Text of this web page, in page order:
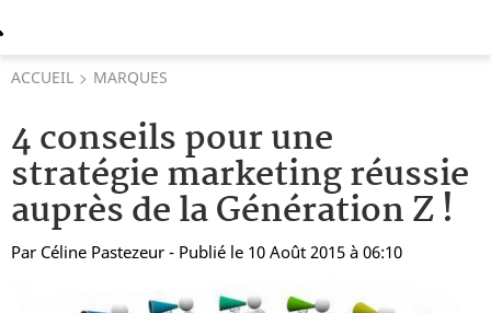
ACCUEIL MARQUES
4 conseils pour une
stratégie marketing réussie
auprès de la Génération Z !
Par Céline Pastezeur - Publié le 10 Août 2015 à 06:10